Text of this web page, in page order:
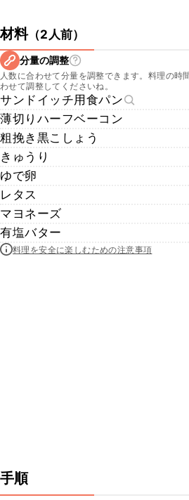
材料（2人前）
分量の調整
人数に合わせて分量を調整できます。料理の時
わせて調整してくださいね。
サンドイッチ用食パン
薄切りハーフベーコン
粗挽き黒こしょう
きゅうり
ゆで卵
レタス
マヨネーズ
有塩バター
料理を安全に楽しむための注意事項
手順